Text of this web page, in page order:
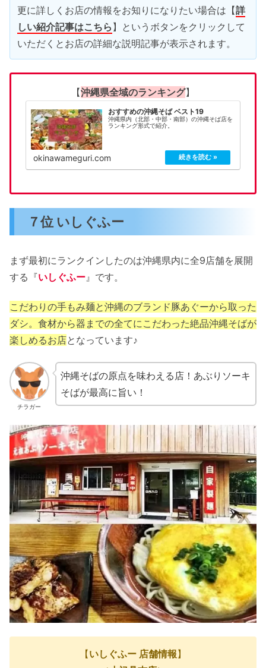
更に詳しくお店の情報をお知りになりたい場合は【詳
しい紹介記事はこちら 】というボタンをクリックして
いただくとお店の詳細な説明記事が表示されます。
【沖縄県全域のランキング】
おすすめの沖縄そば ベスト19
沖縄県内（北部・中部・南部）の沖縄そば店を
ランキング形式で紹介。
okinawameguri.com
７位 いしぐふー
まず最初にランクインしたのは沖縄県内に全9店舗を展開
する『いしぐふー 』です。
こだわりの手もみ麺と沖縄のブランド豚あぐーから取った
ダシ。食材から器までの全てにこだわった絶品沖縄そばが
楽しめるお店となっています♪
チラガー
沖縄そばの原点を味わえる店！あぶりソーキ
そばが最高に旨い！
【いしぐふー 店舗情報】